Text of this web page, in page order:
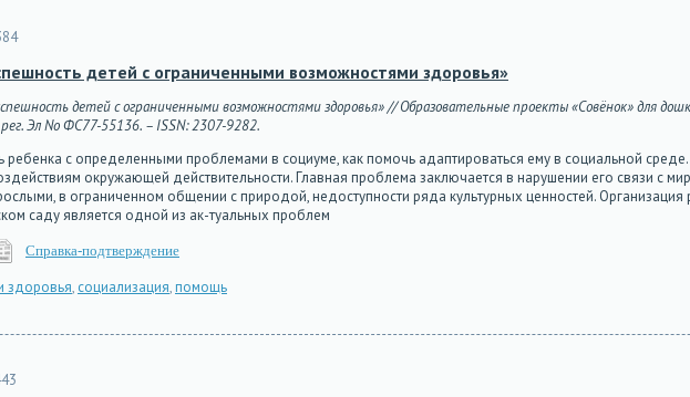
детей с ограниченными возможностями здоровья»
детей с ограниченными возможностями здоровья» // Образовательные проекты «Совёнок» для
Эл No ФС77-55136. – ISSN: 2307-9282.
с определенными проблемами в социуме, как помочь адаптироваться ему в социальной
окружающей действительности. Главная проблема заключается в нарушении его связи с
в ограниченном общении с природой, недоступности ряда культурных ценностей. Организация
саду является одной из ак-туальных проблем
Справка-подтверждение
здоровья, социализация,помощь